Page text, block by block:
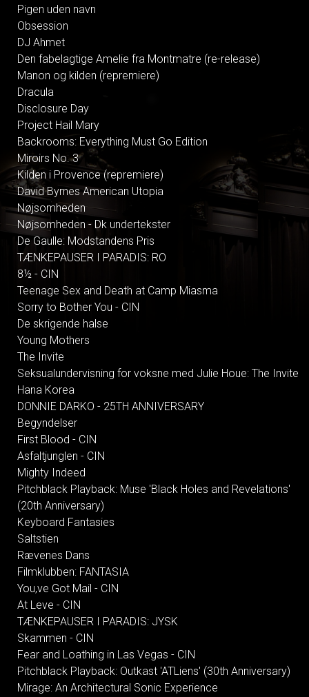
Pigen uden navn
Obsession
DJ Ahmet
Den fabelagtige Amelie fra Montmatre (re-release)
Manon og kilden (repremiere)
Dracula
Disclosure Day
Project Hail Mary
Backrooms: Everything Must Go Edition
Miroirs No. 3
Kilden i Provence (repremiere)
David Byrnes American Utopia
Nøjsomheden
Nøjsomheden - Dk undertekster
De Gaulle: Modstandens Pris
TÆNKEPAUSER I PARADIS: RO
8½ - CIN
Teenage Sex and Death at Camp Miasma
Sorry to Bother You - CIN
De skrigende halse
Young Mothers
The Invite
Seksualundervisning for voksne med Julie Houe: The Invite
Hana Korea
DONNIE DARKO - 25TH ANNIVERSARY
Begyndelser
First Blood - CIN
Asfaltjunglen - CIN
Mighty Indeed
Pitchblack Playback: Muse 'Black Holes and Revelations'
(20th Anniversary)
Keyboard Fantasies
Saltstien
Rævenes Dans
Filmklubben: FANTASIA
You,ve Got Mail - CIN
At Leve - CIN
TÆNKEPAUSER I PARADIS: JYSK
Skammen - CIN
Fear and Loathing in Las Vegas - CIN
Pitchblack Playback: Outkast 'ATLiens' (30th Anniversary)
Mirage: An Architectural Sonic Experience